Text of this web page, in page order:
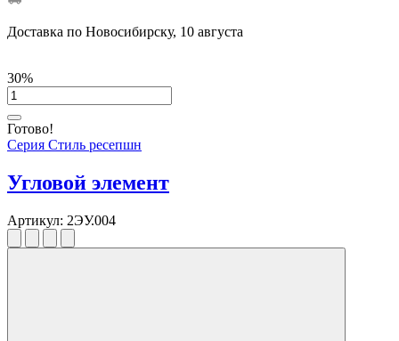
Доставка по Новосибирску, 10 августа
30%
Готово!
Серия Стиль ресепшн
Угловой элемент
Артикул: 2ЭУ.004